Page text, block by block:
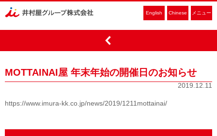
English Chinese メニュー
MOTTAINAI屋 年末年始の開催日のお知らせ
2019.12.11
https://www.imura-kk.co.jp/news/2019/1211mottainai/